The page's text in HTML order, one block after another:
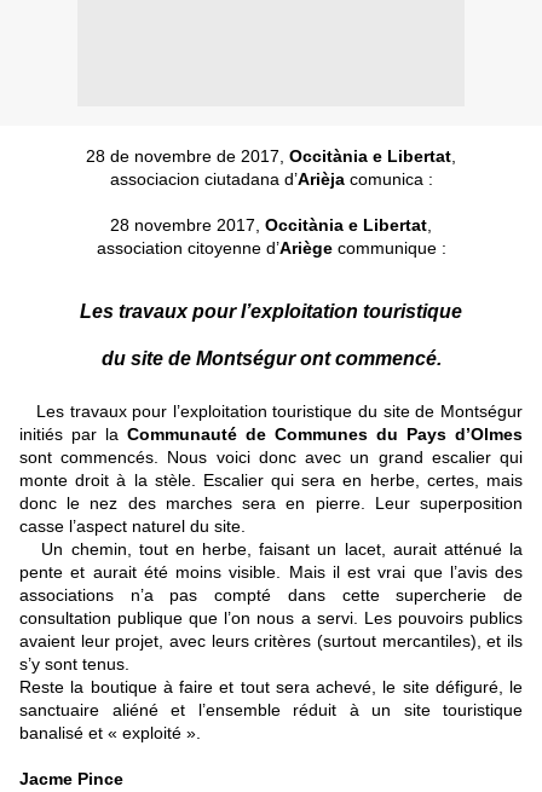
28 de novembre de 2017, Occitània e Libertat
associacion ciutadana d’Arièja comunica :
28 novembre 2017, Occitània e Libertat
association citoyenne d’Ariègecommunique :
Les travaux pour l’exploitation touristique
du site de Montségur ont commencé.
Les travaux pour l’exploitation touristique du site de Montségur
initiés par la Communauté de Communes du Pays d’Olmes
sont commencés. Nous voici donc avec un grand escalier qui
monte droit à la stèle. Escalier qui sera en herbe, certes, mais
donc le nez des marches sera en pierre. Leur superposition
casse l’aspect naturel du site.
Un chemin, tout en herbe, faisant un lacet, aurait atténué la
pente et aurait été moins visible. Mais il est vrai que l’avis des
associations n’a pas compté dans cette supercherie de
consultation publique que l’on nous a servi. Les pouvoirs publics
avaient leur projet, avec leurs critères (surtout mercantiles), et ils
s’y sont tenus.
Reste la boutique à faire et tout sera achevé, le site défiguré, le
sanctuaire aliéné et l’ensemble réduit à un site touristique
banalisé et « exploité ».
Jacme Pince